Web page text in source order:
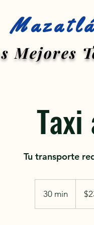
Mejores
Tu transporte
30 min
0